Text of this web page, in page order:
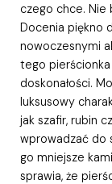
czego chce. Nie
Docenia piękno
nowoczesnymi
tego pierścionka
doskonałości.
luksusowy
jak szafir, rubin
wprowadzać do
go mniejsze
sprawia, że